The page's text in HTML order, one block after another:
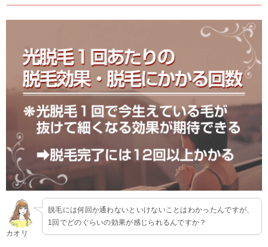
カオリ
脱毛には何回か通わないといけないことはわかったんですが、
1回でどのぐらいの効果が感じられるんですか？